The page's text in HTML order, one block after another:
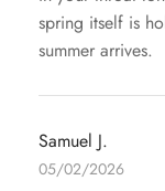
spring itself is
summer arrives.
Samuel J.
05/02/2026